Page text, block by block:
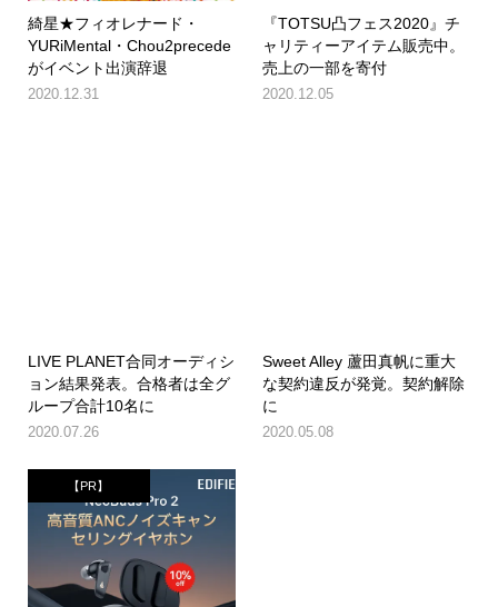
綺星★フィオレナード・
YURiMental・Chou2precede
がイベント出演辞退
2020.12.31
『TOTSU凸フェス2020』チ
ャリティーアイテム販売中。
売上の一部を寄付
2020.12.05
LIVE PLANET合同オーディシ
ョン結果発表。合格者は全グ
ループ合計10名に
2020.07.26
Sweet Alley 蘆田真帆に重大
な契約違反が発覚。契約解除
に
2020.05.08
【PR】